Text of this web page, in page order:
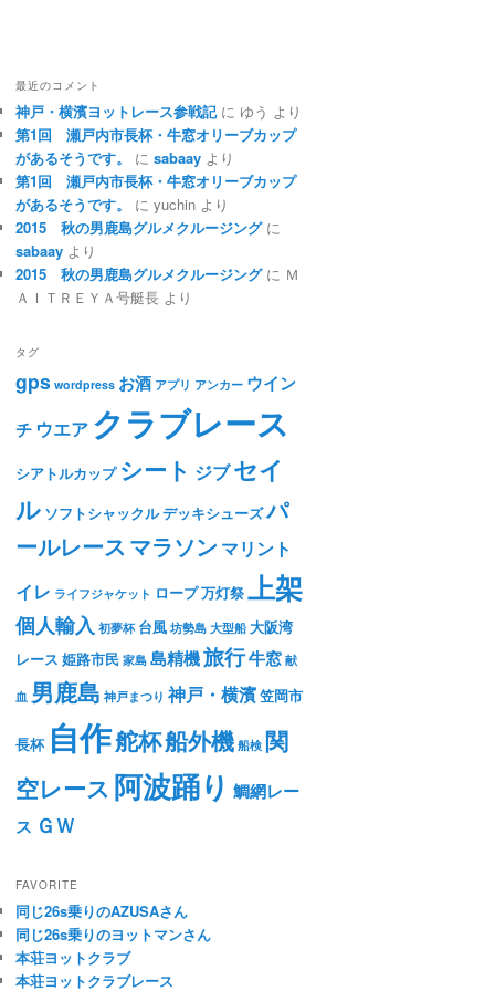
最近のコメント
神戸・横濱ヨットレース参戦記に ゆう より
第1回 瀬戸内市長杯・牛窓オリーブカップ
があるそうです。
に sabaay より
第1回 瀬戸内市長杯・牛窓オリーブカップ
があるそうです。
に yuchin より
2015 秋の男鹿島グルメクルージングに
sabaay より
2015 秋の男鹿島グルメクルージングに Ｍ
ＡＩＴＲＥＹＡ号艇長 より
タグ
gps wordpress お酒 アプリ アンカー ウイン
チ ウエア クラブレース
シアトルカップ シート ジブセイ
ル ソフトシャックルデッキシューズパ
ールレースマラソン マリント
イレ ライフジャケット ロープ万灯祭上架
個人輸入 初夢杯 台風 坊勢島 大型船 大阪湾
レース 姫路市民 家島 島精機旅行牛窓 献
血 男鹿島 神戸まつり 神戸・横濱笠岡市
長杯 自作舵杯船外機 船検 関
空レース 阿波踊り 鯛網レー
ス ＧＷ
FAVORITE
同じ26s乗りのAZUSAさん
同じ26s乗りのヨットマンさん
本荘ヨットクラブ
本荘ヨットクラブレース